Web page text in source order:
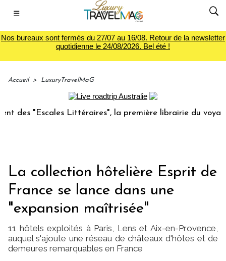
☰
Nos bureaux sont fermés du 27/07 au 16/08. Retour de la newsletter
quotidienne le 24/08/2026. Bel été !
Accueil > LuxuryTravelMaG
Littéraires", la première librairie du voyage Le
La collection hôtelière Esprit de
France se lance dans une
"expansion maîtrisée"
11 hôtels exploités à Paris, Lens et Aix-en-Provence,
auquel s'ajoute une réseau de châteaux d'hôtes et de
demeures remarquables en France